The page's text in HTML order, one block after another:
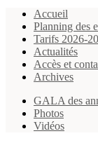
Accueil
Planning des
Tarifs 2026-
Actualités
Accès et
Archives
GALA des
Photos
Vidéos